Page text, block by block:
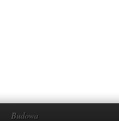
Budowa